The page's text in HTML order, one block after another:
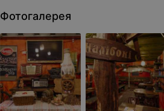
Фотогалерея